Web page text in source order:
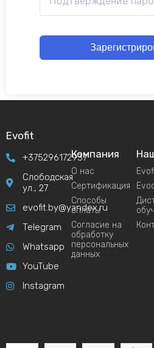
Evofit
+375296172937
Слободская
ул., 27
evofit.by@yandex.ru
Telegram
Whatsapp
YouTube
Instagram
Компания
О нас
Сертификация
Способы
оплаты
Согласие на
обработку
персональных
данных